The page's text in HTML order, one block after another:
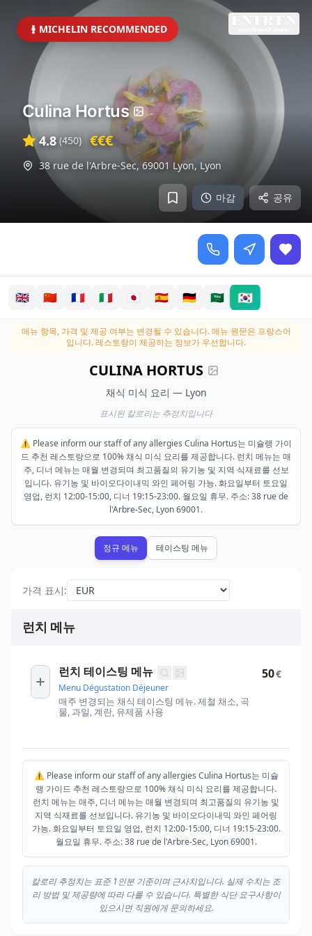
MICHELIN RECOMMENDED
마감 공유
Culina Hortus
4.8 (450) €€€
38 rue de l'Arbre-Sec, 69001 Lyon, Lyon
🇬🇧 🇨🇳 🇫🇷 🇮🇹 🇯🇵 🇪🇸 🇩🇪 🇸🇦 🇰🇷
메뉴 항목, 가격 및 제공 여부는 변경될 수 있습니다.메뉴 원문은 프랑스어
입니다. 레스토랑이 제공하는 정보가 우선합니다.
CULINA HORTUS
채식 미식 요리 — Lyon
표시된 칼로리는 추정치입니다
⚠️ Please inform our staff of any allergies Culina Hortus는 미슐랭 가이
드 추천 레스토랑으로 100% 채식 미식 요리를 제공합니다. 런치 메뉴는 매
주, 디너 메뉴는 매월 변경되며 최고품질의 유기농 및 지역 식재료를 선보
입니다. 유기농 및 바이오다이내믹 와인 페어링 가능. 화요일부터 토요일
영업, 런치 12:00-15:00, 디너 19:15-23:00. 월요일 휴무. 주소: 38 rue de
l'Arbre-Sec, Lyon 69001.
정규 메뉴 테이스팅 메뉴
가격 표시:
런치 메뉴
런치 테이스팅 메뉴
Menu Dégustation Déjeuner
매주 변경되는 채식 테이스팅 메뉴. 제철 채소, 곡
물, 과일, 계란, 유제품 사용
50€
⚠️ Please inform our staff of any allergies Culina Hortus는 미슐
랭 가이드 추천 레스토랑으로 100% 채식 미식 요리를 제공합니다.
런치 메뉴는 매주, 디너 메뉴는 매월 변경되며 최고품질의 유기농 및
지역 식재료를 선보입니다. 유기농 및 바이오다이내믹 와인 페어링
가능. 화요일부터 토요일 영업, 런치 12:00-15:00, 디너 19:15-23:00.
월요일 휴무. 주소: 38 rue de l'Arbre-Sec, Lyon 69001.
칼로리 추정치는 표준 1인분 기준이며 근사치입니다. 실제 수치는 조
리 방법 및 제공량에 따라 다를 수 있습니다. 특별한 식단 요구사항이
있으시면 직원에게 문의하세요.